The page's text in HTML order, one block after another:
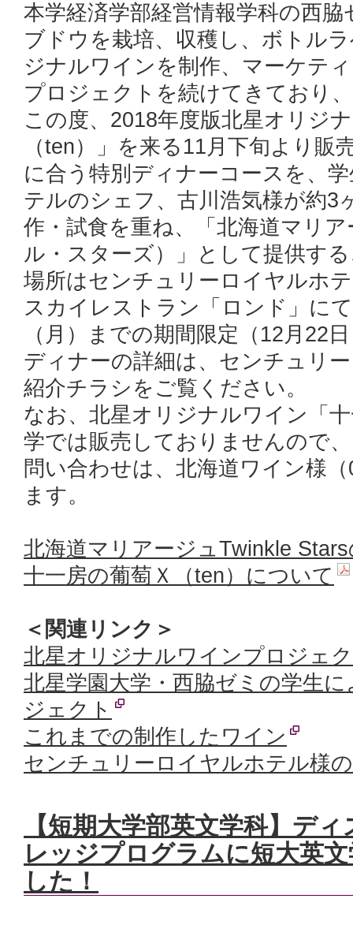
本学経済学部経営情報学科の西
ブドウを栽培、収穫し、ボトル
ジナルワインを制作、マーケテ
プロジェクトを続けてきており
この度、2018年度版北星オリジ
（ten）」を来る11月下旬より
に合う特別ディナーコースを、
テルのシェフ、古川浩気様が約3
作・試食を重ね、「北海道マリ
ル・スターズ）」として提供す
場所はセンチュリーロイヤルホ
スカイレストラン「ロンド」に
（月）までの期間限定（12月22
ディナーの詳細は、センチュリ
紹介チラシをご覧ください。
なお、北星オリジナルワイン「
学では販売しておりませんので
問い合わせは、北海道ワイン様
ます。
北海道マリアージュTwinkle
十一房の葡萄Ｘ（ten）について
＜関連リンク＞
北星オリジナルワインプロジェ
北星学園大学・西脇ゼミの学生
ジェクト
これまでの制作したワイン
センチュリーロイヤルホテル様
【短期大学部英文学科】デ
レッジプログラムに短大英
した！